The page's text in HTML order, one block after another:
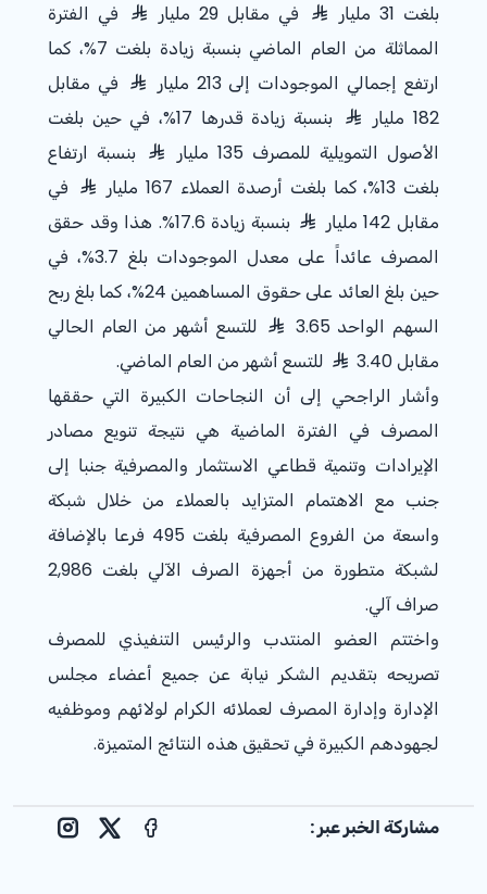
بلغت 31 مليار
في مقابل 29 مليار
في الفترة
المماثلة من العام الماضي بنسبة زيادة بلغت %7، كما
ارتفع إجمالي الموجودات إلى 213 مليار
في مقابل
182 مليار
بنسبة زيادة قدرها %17، في حين بلغت
الأصول التمويلية للمصرف 135 مليار
بنسبة ارتفاع
بلغت %13، كما بلغت أرصدة العملاء 167 مليار
في
مقابل 142 مليار
بنسبة زيادة %17.6. هذا وقد حقق
المصرف عائداً على معدل الموجودات بلغ %3.7، في
حين بلغ العائد على حقوق المساهمين %24، كما بلغ ربح
السهم الواحد 3.65
للتسع أشهر من العام الحالي
مقابل 3.40
للتسع أشهر من العام الماضي.
وأشار الراجحي إلى أن النجاحات الكبيرة التي حققها
المصرف في الفترة الماضية هي نتيجة تنويع مصادر
الإيرادات وتنمية قطاعي الاستثمار والمصرفية جنبا إلى
جنب مع الاهتمام المتزايد بالعملاء من خلال شبكة
واسعة من الفروع المصرفية بلغت 495 فرعا بالإضافة
لشبكة متطورة من أجهزة الصرف الآلي بلغت 2,986
صراف آلي.
واختتم العضو المنتدب والرئيس التنفيذي للمصرف
تصريحه بتقديم الشكر نيابة عن جميع أعضاء مجلس
الإدارة وإدارة المصرف لعملائه الكرام لولائهم وموظفيه
لجهودهم الكبيرة في تحقيق هذه النتائج المتميزة.
مشاركة الخبر عبر : Facebook
X